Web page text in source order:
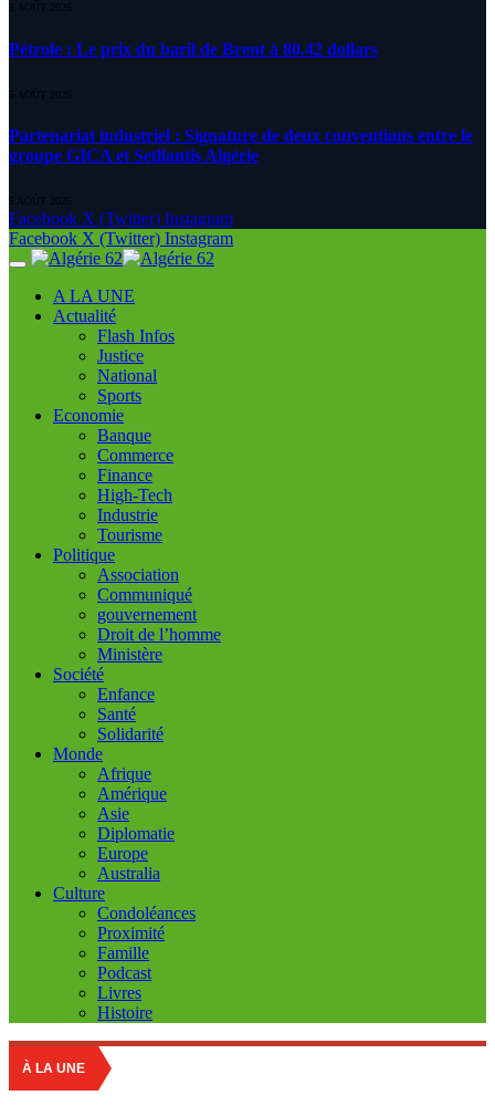
5 AOÛT 2026
Pétrole : Le prix du baril de Brent à 80.42 dollars
5 AOÛT 2026
Partenariat industriel : Signature de deux conventions entre le
groupe GICA et Setllantis Algérie
5 AOÛT 2026
Facebook X (Twitter) Instagram
Facebook X (Twitter) Instagram
A LA UNE
Actualité
Flash Infos
Justice
National
Sports
Economie
Banque
Commerce
Finance
High-Tech
Industrie
Tourisme
Politique
Association
Communiqué
gouvernement
Droit de l’homme
Ministère
Société
Enfance
Santé
Solidarité
Monde
Afrique
Amérique
Asie
Diplomatie
Europe
Australia
Culture
Condoléances
Proximité
Famille
Podcast
Livres
Histoire
À LA UNE